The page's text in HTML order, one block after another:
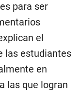
para ser
el
las estudiantes
en
las que logran